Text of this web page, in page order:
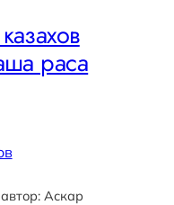
раса
Аскар